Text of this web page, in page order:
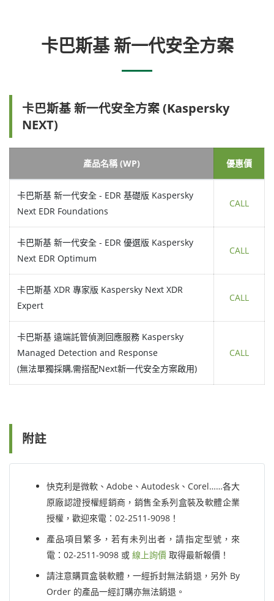
卡巴斯基 新一代安全方案
卡巴斯基 新一代安全方案 (Kaspersky
NEXT)
產品名稱 (WP) 優惠價
卡巴斯基 新一代安全 - EDR 基礎版 Kaspersky
Next EDR Foundations
CALL
卡巴斯基 新一代安全 - EDR 優選版 Kaspersky
Next EDR Optimum
CALL
卡巴斯基 XDR 專家版 Kaspersky Next XDR
Expert
CALL
卡巴斯基 遠端託管偵測回應服務 Kaspersky
Managed Detection and Response
(無法單獨採購,需搭配Next新一代安全方案啟用)
CALL
附註
快克利是微軟、Adobe、Autodesk、Corel……各大
原廠認證授權經銷商，銷售全系列盒裝及軟體企業
授權，歡迎來電：02-2511-9098！
產品項目繁多，若有未列出者，請指定型號，來
電：02-2511-9098 或 線上詢價 取得最新報價！
請注意購買盒裝軟體，一經拆封無法銷退，另外 By
Order 的產品一經訂購亦無法銷退。